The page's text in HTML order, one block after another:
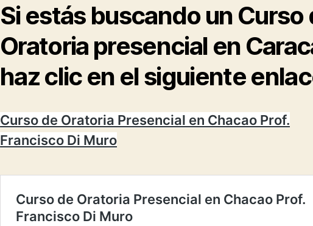
Si estás buscando un Curso
Oratoria presencial en
haz clic en el siguiente
Curso de Oratoria Presencial en Chacao Prof.
Francisco Di Muro